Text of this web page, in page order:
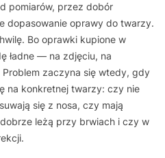
pomiarów, przez dobór
dopasowanie oprawy do twarzy.
Bo oprawki kupione w
ładne — na zdjęciu, na
zaczyna się wtedy, gdy
na konkretnej twarzy: czy nie
się z nosa, czy mają
leżą przy brwiach i czy w